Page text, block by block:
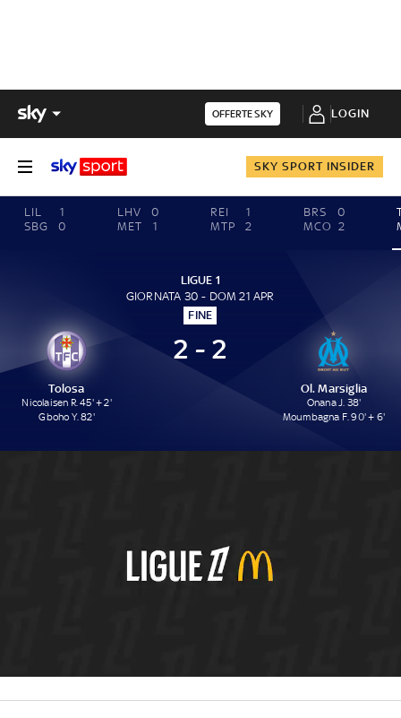
OFFERTE SKY LOGIN
SKY SPORT INSIDER
LIL
1
SBG
0
LHV
0
MET
1
REI
1
MTP
2
BRS
0
MCO 2
LIGUE 1
GIORNATA 30 - DOM 21 APR
FINE
Tolosa
Nicolaisen R. 45' + 2'
Gboho Y. 82'
2 - 2
Ol. Marsiglia
Onana J. 38'
Moumbagna F. 90' + 6'
2 - 2